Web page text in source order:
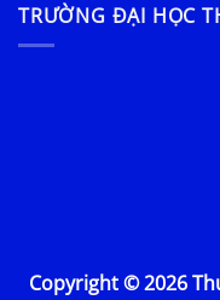
TRƯỜNG ĐẠI HỌC
Copyright © 2026